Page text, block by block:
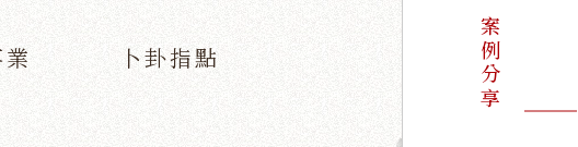
案例分享
卜卦指點